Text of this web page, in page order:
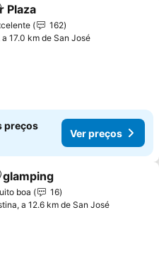
aos favoritos
Plaza
162
a 17.0 km de San José
preços
Ver preços
aos favoritos
glamping
boa
16
a 12.6 km de San José